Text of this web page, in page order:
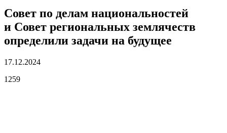
Совет по делам национальностей
и Совет региональных землячеств
определили задачи на будущее
17.12.2024
1259